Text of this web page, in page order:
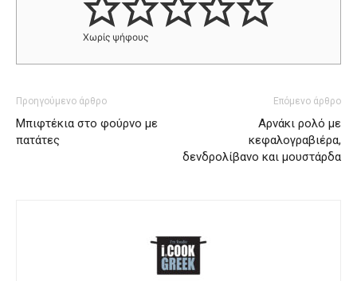
Χωρίς ψήφους
Προηγούμενο άρθρο
Μπιφτέκια στο φούρνο με
πατάτες
Επόμενο άρθρο
Αρνάκι ρολό με
κεφαλογραβιέρα,
δενδρολίβανο και μουστάρδα